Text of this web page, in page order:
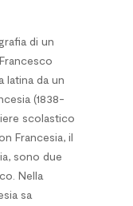
di un
latina da un
(1838-
scolastico
Francesia, il
sono due
Nella
sa